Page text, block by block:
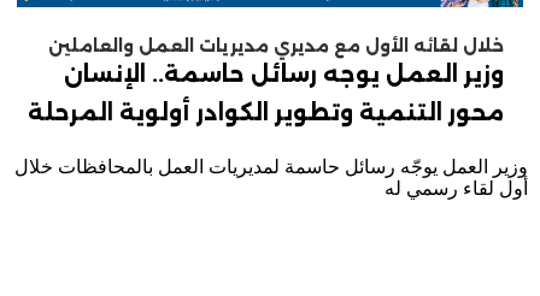
خلال لقائه الأول مع مديري مديريات العمل والعاملين
وزير العمل يوجه رسائل حاسمة.. الإنسان
محور التنمية وتطوير الكوادر أولوية المرحلة
وزير العمل يوجّه رسائل حاسمة لمديريات العمل بالمحافظات خلال
أول لقاء رسمي له